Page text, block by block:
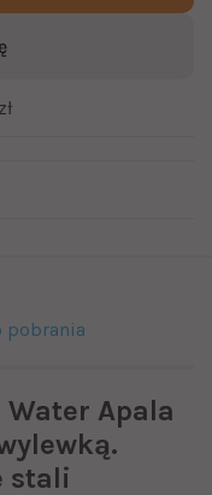
pobrania
Apala
stali